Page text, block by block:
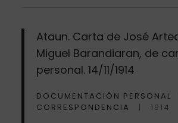
Ataun. Carta de José
Miguel Barandiaran, de
personal. 14/11/1914
DOCUMENTACIÓN PERSONAL
CORRESPONDENCIA
1914